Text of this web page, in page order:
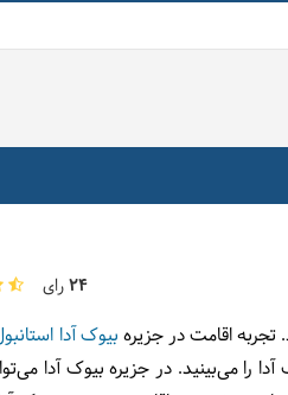
24رای
اقامت در جزیره بیوک آدا
را می‌بینید. در جزیره بیوک آدا